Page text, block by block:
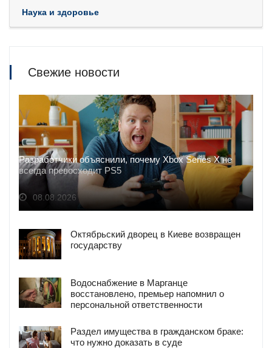
Наука и здоровье
Свежие новости
Разработчики объяснили, почему Xbox Series X не
всегда превосходит PS5
08.08.2026
Октябрьский дворец в Киеве возвращен
государству
Водоснабжение в Марганце
восстановлено, премьер напомнил о
персональной ответственности
Раздел имущества в гражданском браке:
что нужно доказать в суде